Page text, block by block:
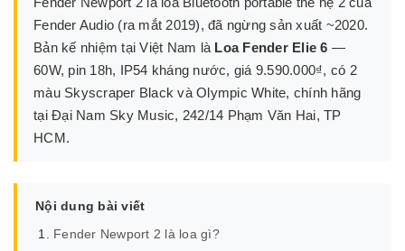
Fender Audio (ra mắt 2019), đã ngừng sản xuất ~2020.
Bản kế nhiệm tại Việt Nam là Loa Fender Elie 6 —
60W, pin 18h, IP54 kháng nước, giá 9.590.000₫, có 2
màu Skyscraper Black và Olympic White, chính hãng
tại Đại Nam Sky Music, 242/14 Phạm Văn Hai, TP
HCM.
Nội dung bài viết
Fender Newport 2 là loa gì?